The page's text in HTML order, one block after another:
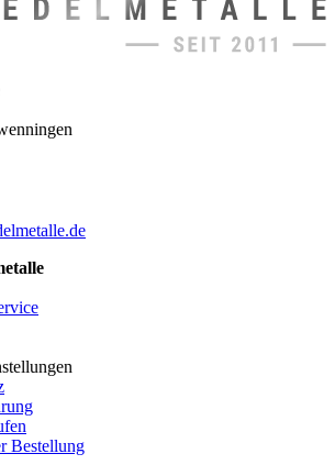
Bestellung